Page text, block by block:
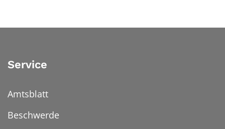
Service
Amtsblatt
Beschwerde